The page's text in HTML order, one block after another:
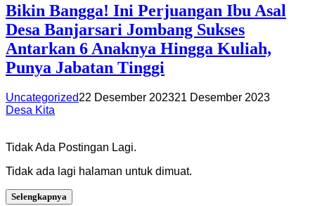
Bikin Bangga! Ini Perjuangan Ibu Asal
Desa Banjarsari Jombang Sukses
Antarkan 6 Anaknya Hingga Kuliah,
Punya Jabatan Tinggi
Uncategorized22 Desember 202321 Desember 2023
Desa Kita
Tidak Ada Postingan Lagi.
Tidak ada lagi halaman untuk dimuat.
Selengkapnya